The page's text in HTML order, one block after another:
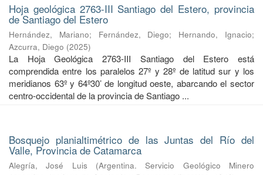
Hoja geológica 2763-III Santiago del Estero, provincia
de Santiago del Estero
Hernández, Mariano; Fernández, Diego; Hernando, Ignacio;
Azcurra, Diego (2025)
La Hoja Geológica 2763-III Santiago del Estero está
comprendida entre los paralelos 27º y 28º de latitud sur y los
meridianos 63º y 64º30’ de longitud oeste, abarcando el sector
centro-occidental de la provincia de Santiago ...
Bosquejo planialtimétrico de las Juntas del Río del
Valle, Provincia de Catamarca
Alegría, José Luis (Argentina. Servicio Geológico Minero